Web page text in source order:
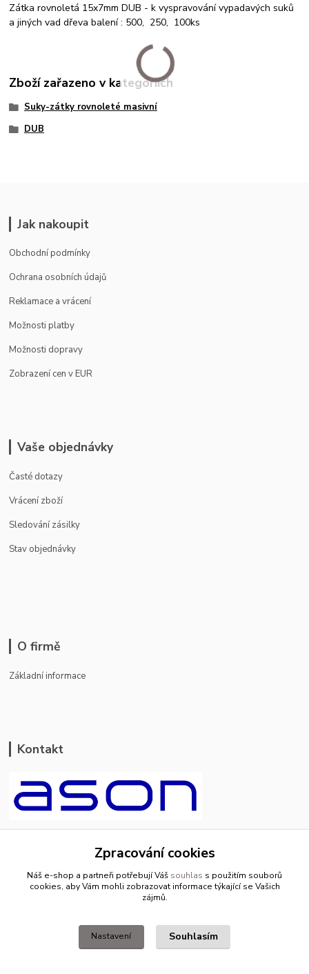
Zátka rovnoletá 15x7mm DUB - k vyspravování vypadavých suků
a jiných vad dřeva balení : 500, 250, 100ks
Zboží zařazeno v kategoriích
Suky-zátky rovnoleté masivní
DUB
Jak nakoupit
Obchodní podmínky
Ochrana osobních údajů
Reklamace a vrácení
Možnosti platby
Možnosti dopravy
Zobrazení cen v EUR
Vaše objednávky
Časté dotazy
Vrácení zboží
Sledování zásilky
Stav objednávky
O firmě
Základní informace
Kontakt
+420 799 500 769
pracovní dny 8-11hod.,13-15hod.
Zpracování cookies
Náš e-shop a partneři potřebují Váš souhlas s použitím souborů
cookies, aby Vám mohli zobrazovat informace týkající se Vašich
zájmů.
Nastavení Souhlasím